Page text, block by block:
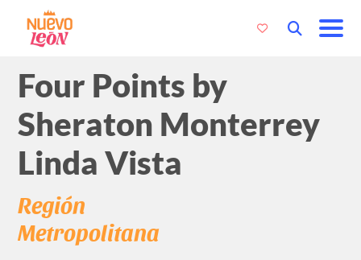
Four Points by
Sheraton Monterrey
Linda Vista
Región
Metropolitana